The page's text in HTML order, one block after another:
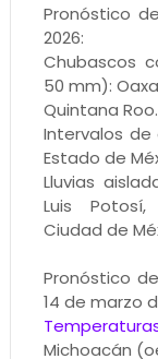
Pronóstico
2026:
Chubascos
50 mm):
Quintana Roo.
Intervalos de
Estado de
Lluvias
Luis Potosí,
Ciudad de
Pronóstico
14 de marzo
Michoacán